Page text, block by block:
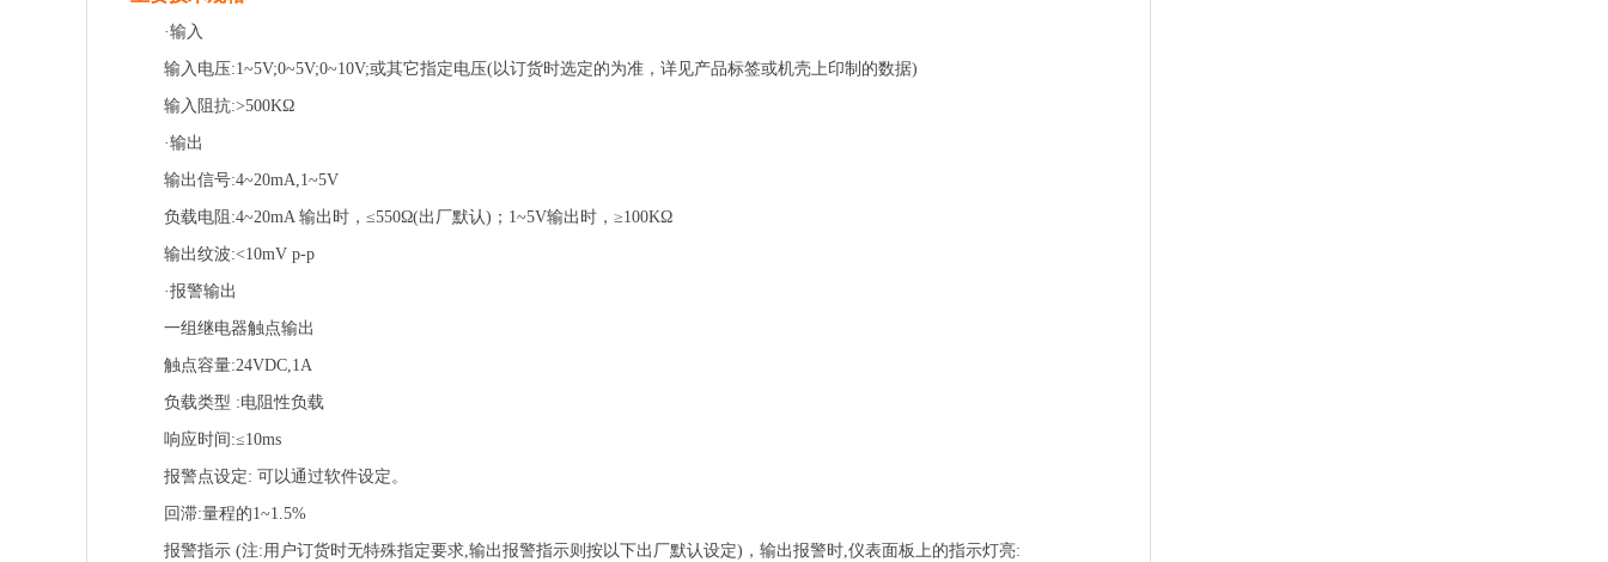
·输入
输入电压:1~5V;0~5V;0~10V;或其它指定电压(以订货时选定的为准，详见产品标签或机壳上印制的数据)
输入阻抗:>500KΩ
·输出
输出信号:4~20mA,1~5V
负载电阻:4~20mA 输出时，≤550Ω(出厂默认)；1~5V输出时，≥100KΩ
输出纹波:<10mV p-p
·报警输出
一组继电器触点输出
触点容量:24VDC,1A
负载类型 :电阻性负载
响应时间:≤10ms
报警点设定: 可以通过软件设定。
回滞:量程的1~1.5%
报警指示 (注:用户订货时无特殊指定要求,输出报警指示则按以下出厂默认设定)，输出报警时,仪表面板上的指示灯亮: